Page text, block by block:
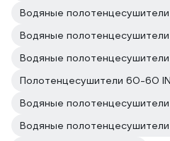
Водяные
Водяные полотенцесушители
Водяные
Полотенцесушители 60-60
Водяные
Водяные